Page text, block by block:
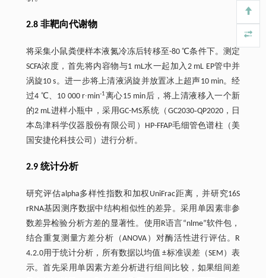
2.8 非靶向代谢物
将采集小鼠粪便样本液氮冷冻后转移至-80 ℃条件下。测定
SCFA浓度，首先将内容物与1 mL水一起加入2 mL EP管中并
涡旋10 s。进一步将上清液涡旋并放置冰上超声10 min。经
过4 ℃、10 000 r∙min-1 离心15 min后，将上清液移入一个新
的2 mL进样小瓶中，采用GC-MS系统（GC2030‐QP2020，日
本岛津科学仪器股份有限公司）HP-FFAP毛细管色谱柱（美
国安捷伦科技公司）进行分析。
2.9 统计分析
研究评估alpha多样性指数和加权UniFrac距离，并研究16S
rRNA基因测序数据中结构相似性的差异。采用单因素非参
数差异检验分析方差的显著性。使用R语言“nlme”软件包，
结合重复测量方差分析（ANOVA）对酶活性进行评估。R
4.2.0用于统计分析，所有数据以均值 ±标准误差（SEM）表
示。首先采用单因素方差分析进行组间比较，如果组间差